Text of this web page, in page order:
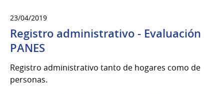
23/04/2019
Registro administrativo - Evaluación
PANES
Registro administrativo tanto de hogares como de
personas.